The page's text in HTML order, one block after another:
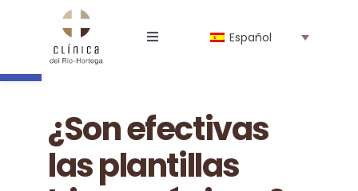
contenido
Español
Toggle
Profesionales
Especialidades
¿Son efectivas
las plantillas
Abrir barra de herramientas